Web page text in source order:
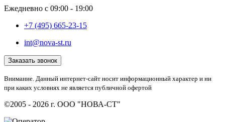
Ежедневно с 09:00 - 19:00
+7 (495) 665-23-15
int@nova-st.ru
Заказать звонок
Внимание. Данный интернет-сайт носит информационный характер и ни
при каких условиях не является публичной офертой
©2005 - 2026 г. ООО "НОВА-СТ"